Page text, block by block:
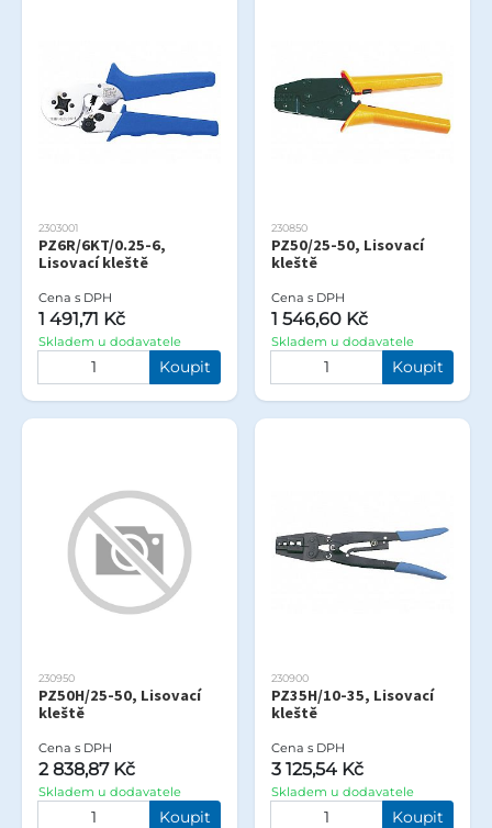
2303001
PZ6R/6KT/0.25-6,
Lisovací kleště
Cena s DPH
1 491,71 Kč
Skladem u dodavatele
Koupit
230850
PZ50/25-50, Lisovací
kleště
Cena s DPH
1 546,60 Kč
Skladem u dodavatele
Koupit
230950
PZ50H/25-50, Lisovací
kleště
Cena s DPH
2 838,87 Kč
Skladem u dodavatele
Koupit
230900
PZ35H/10-35, Lisovací
kleště
Cena s DPH
3 125,54 Kč
Skladem u dodavatele
Koupit